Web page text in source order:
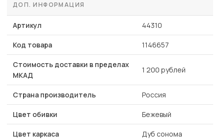
ДОП. ИНФОРМАЦИЯ
Артикул 44310
Код товара 1146657
Стоимость доставки в пределах
МКАД
1 200 рублей
Страна производитель Россия
Цвет обивки Бежевый
Цвет каркаса Дуб сонома